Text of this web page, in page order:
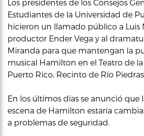
Los presidentes de los Consejos
Estudiantes de la Universidad de
hicieron un llamado público a Luis
productor Ender Vega y al
Miranda para que mantengan la
musical Hamilton en el Teatro de
Puerto Rico, Recinto de Río
En los últimos días se anunció que
escena de Hamilton estaría
a problemas de seguridad.